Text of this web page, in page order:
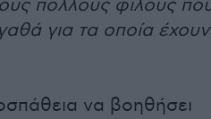
πολλούς φίλους
για τα οποία έχουν
να βοηθήσει